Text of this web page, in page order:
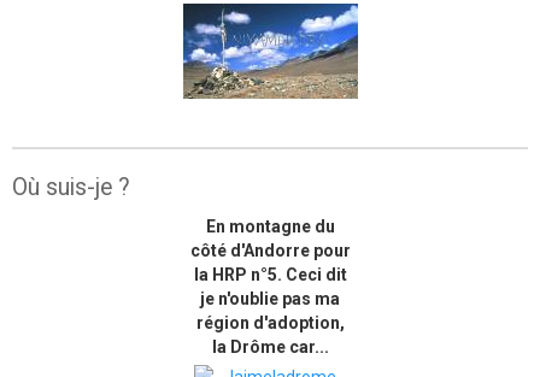
Où suis-je ?
En montagne du
côté d'Andorre pour
la HRP n°5. Ceci dit
je n'oublie pas ma
région d'adoption,
la Drôme car...